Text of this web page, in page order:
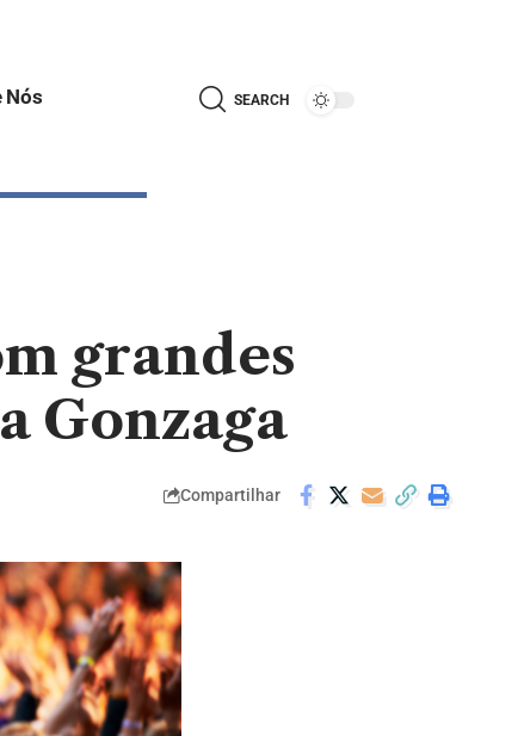
Nós SEARCH
grandes
Gonzaga
Compartilhar